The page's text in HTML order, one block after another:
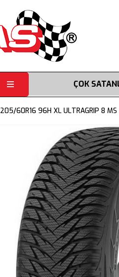
ÇOK
205/60R16 96H XL ULTRAGRIP 8